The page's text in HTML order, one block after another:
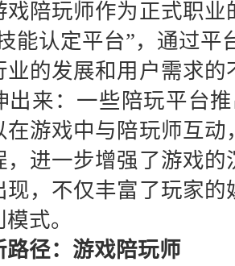
戏陪玩师作为正式职
能认定平台”，通过平
业的发展和用户需求
出来：一些陪玩平台
在游戏中与陪玩师互
，进一步增强了游戏
现，不仅丰富了玩家
式。
路径：游戏陪玩师